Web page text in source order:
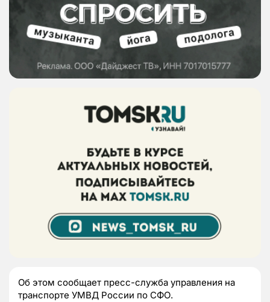
Об этом сообщает пресс-служба управления на
транспорте УМВД России по СФО.